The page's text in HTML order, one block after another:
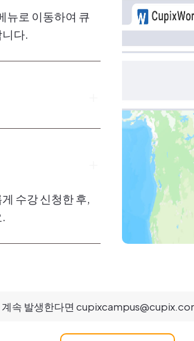
뉴로 이동하여 큐
다.
내된 링크를 통해
수강 신청한 후,
계속 발생한다면